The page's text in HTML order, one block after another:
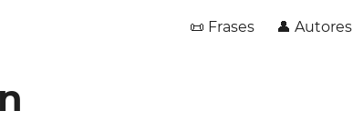
📜 Frases 👤 Autores